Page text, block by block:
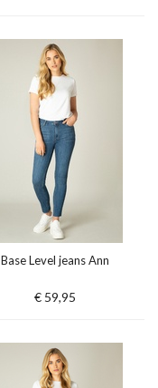
Base Level jeans Ann
€ 59,95